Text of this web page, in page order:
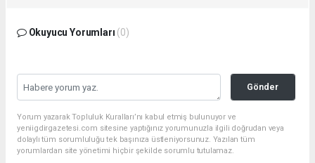
Okuyucu Yorumları (0)
Gönder
Yorum yazarak Topluluk Kuralları’nı kabul etmiş bulunuyor ve
yeniigdirgazetesi.com sitesine yaptığınız yorumunuzla ilgili doğrudan veya
dolaylı tüm sorumluluğu tek başınıza üstleniyorsunuz. Yazılan tüm
yorumlardan site yönetimi hiçbir şekilde sorumlu tutulamaz.